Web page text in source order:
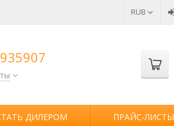
RUB
ДИЛЕРОМ ПРАЙС-ЛИСТЫ